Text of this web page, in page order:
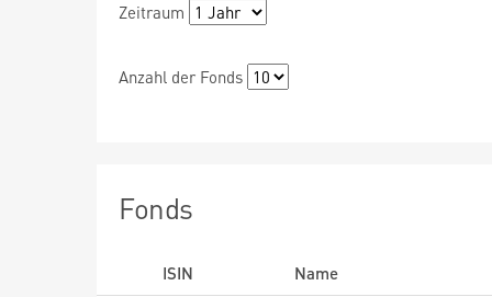
Zeitraum
Anzahl der Fonds
Fonds
ISIN
Name